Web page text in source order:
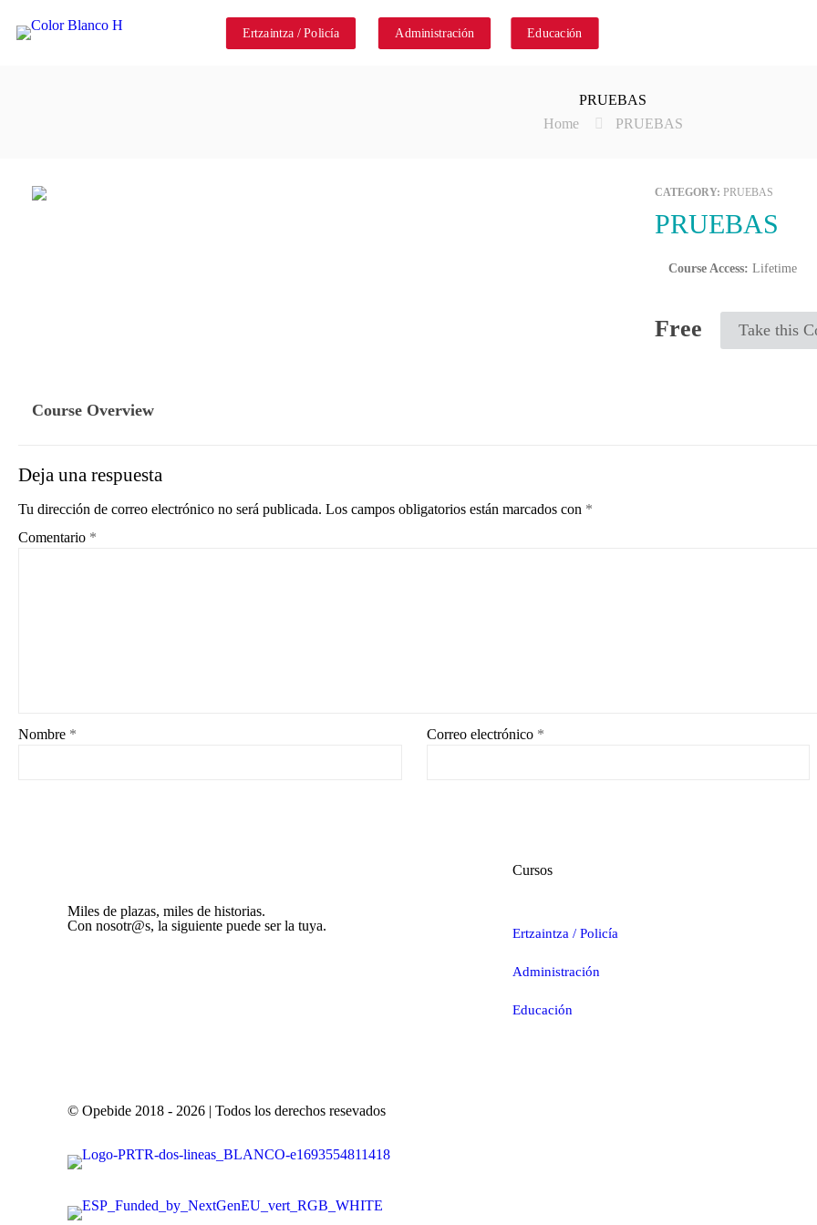
Ertzaintza / Policía Administración Educación
PRUEBAS
Home
PRUEBAS
CATEGORY:PRUEBAS
PRUEBAS
Course Access:Lifetime
Free Take this
Course Overview
Deja una respuesta
Tu dirección de correo electrónico no será publicada. Los campos obligatorios están marcados con *
Comentario *
Nombre * Correo electrónico *
Miles de plazas, miles de historias.
Con nosotr@s, la siguiente puede ser la tuya.
Cursos
Ertzaintza / Policía
Administración
Educación
© Opebide 2018 - 2026 | Todos los derechos resevados